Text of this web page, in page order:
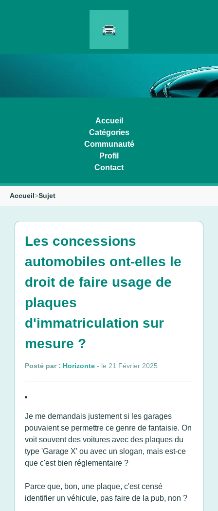
Accueil
Catégories
Communauté
Profil
Contact
Accueil>Sujet
Les concessions
automobiles ont-elles le
droit de faire usage de
plaques
d'immatriculation sur
mesure ?
Posté par : Horizonte - le 21 Février 2025
Je me demandais justement si les garages
pouvaient se permettre ce genre de fantaisie. On
voit souvent des voitures avec des plaques du
type 'Garage X' ou avec un slogan, mais est-ce
que c'est bien réglementaire ?
Parce que, bon, une plaque, c'est censé
identifier un véhicule, pas faire de la pub, non ?